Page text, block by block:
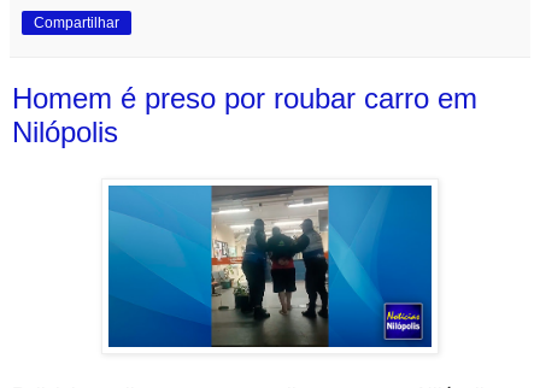
Compartilhar
Homem é preso por roubar carro em
Nilópolis